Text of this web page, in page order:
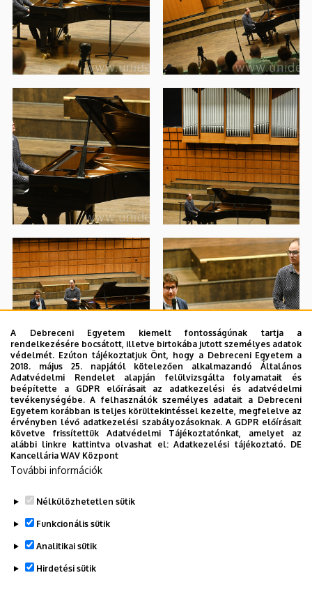
A Debreceni Egyetem kiemelt fontosságúnak tartja a
rendelkezésére bocsátott, illetve birtokába jutott személyes adatok
védelmét. Ezúton tájékoztatjuk Önt, hogy a Debreceni Egyetem a
2018. május 25. napjától kötelezően alkalmazandó Általános
Adatvédelmi Rendelet alapján felülvizsgálta folyamatait és
beépítette a GDPR előírásait az adatkezelési és adatvédelmi
tevékenységébe. A felhasználók személyes adatait a Debreceni
Egyetem korábban is teljes körültekintéssel kezelte, megfelelve az
érvényben lévő adatkezelési szabályozásoknak. A GDPR előírásait
követve frissítettük Adatvédelmi Tájékoztatónkat, amelyet az
alábbi linkre kattintva olvashat el:Adatkezelési tájékoztató. DE
Kancellária WAV Központ
További információk
Nélkülözhetetlen sütik
Funkcionális sütik
Analitikai sütik
Hirdetési sütik